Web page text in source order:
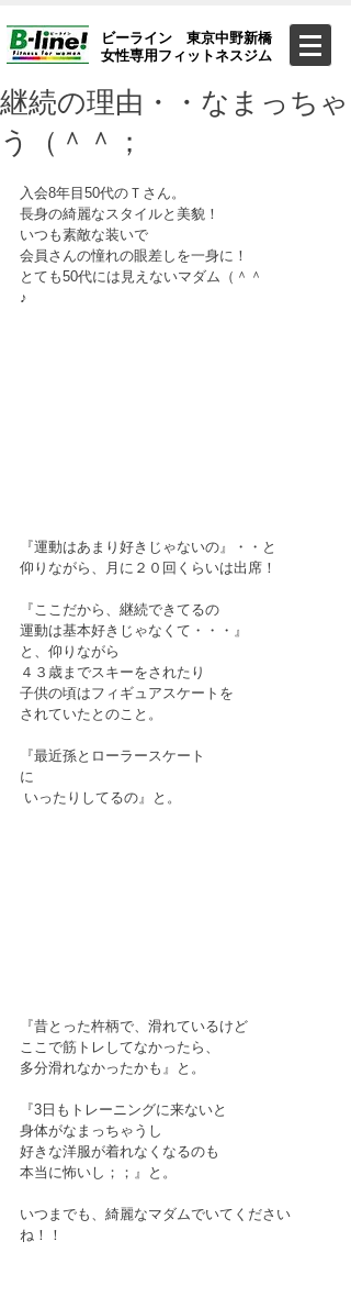
ビーライン 東京中野新橋
女性専用フィットネスジム
継続の理由・・なまっちゃ
う（＾＾；
入会8年目50代のＴさん。
長身の綺麗なスタイルと美貌！
いつも素敵な装いで
会員さんの憧れの眼差しを一身に！
とても50代には見えないマダム（＾＾
♪
『運動はあまり好きじゃないの』・・と
仰りながら、月に２０回くらいは出席！
『ここだから、継続できてるの
運動は基本好きじゃなくて・・・』
と、仰りながら
４３歳までスキーをされたり
子供の頃はフィギュアスケートを
されていたとのこと。
『最近孫とローラースケート
に
いったりしてるの』と。
『昔とった杵柄で、滑れているけど
ここで筋トレしてなかったら、
多分滑れなかったかも』と。
『3日もトレーニングに来ないと
身体がなまっちゃうし
好きな洋服が着れなくなるのも
本当に怖いし；；』と。
いつまでも、綺麗なマダムでいてください
ね！！